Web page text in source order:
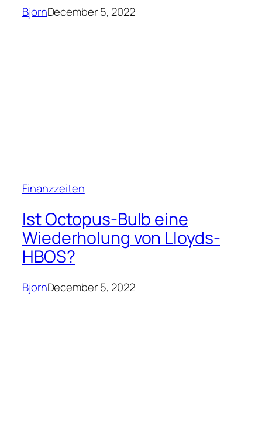
BjornDecember 5, 2022
Finanzzeiten
Ist Octopus-Bulb eine
Wiederholung von Lloyds-
HBOS?
BjornDecember 5, 2022